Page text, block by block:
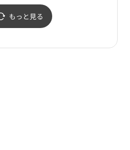
もっと見る